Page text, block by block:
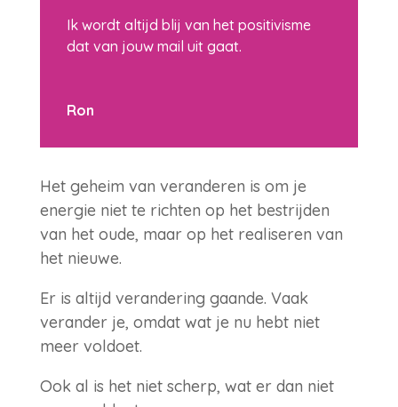
Ik wordt altijd blij van het positivisme
dat van jouw mail uit gaat.
Ron
Het geheim van veranderen is om je
energie niet te richten op het bestrijden
van het oude, maar op het realiseren van
het nieuwe.
Er is altijd verandering gaande. Vaak
verander je, omdat wat je nu hebt niet
meer voldoet.
Ook al is het niet scherp, wat er dan niet